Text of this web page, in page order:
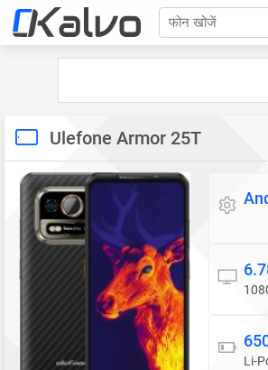
फोन खोजें
Ulefone Armor 25T
ऑपरेटिंग सिस्टम
डिस्प्ले
बैटरी
Li-